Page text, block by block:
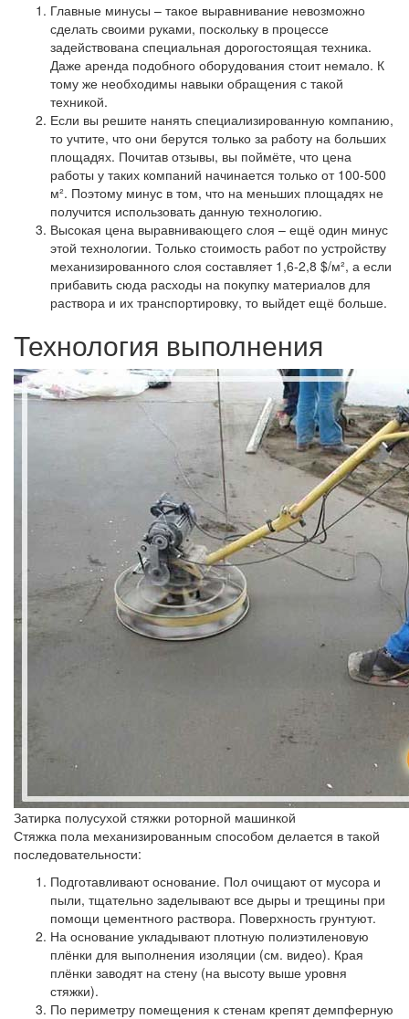
Главные минусы – такое выравнивание невозможно
сделать своими руками, поскольку в процессе
задействована специальная дорогостоящая техника.
Даже аренда подобного оборудования стоит немало. К
тому же необходимы навыки обращения с такой
техникой.
Если вы решите нанять специализированную компанию,
то учтите, что они берутся только за работу на больших
площадях. Почитав отзывы, вы поймёте, что цена
работы у таких компаний начинается только от 100-500
м². Поэтому минус в том, что на меньших площадях не
получится использовать данную технологию.
Высокая цена выравнивающего слоя – ещё один минус
этой технологии. Только стоимость работ по устройству
механизированного слоя составляет 1,6-2,8 $/м², а если
прибавить сюда расходы на покупку материалов для
раствора и их транспортировку, то выйдет ещё больше.
Технология выполнения
Затирка полусухой стяжки роторной машинкой
Стяжка пола механизированным способом делается в такой
последовательности:
Подготавливают основание. Пол очищают от мусора и
пыли, тщательно заделывают все дыры и трещины при
помощи цементного раствора. Поверхность грунтуют.
На основание укладывают плотную полиэтиленовую
плёнки для выполнения изоляции (см. видео). Края
плёнки заводят на стену (на высоту выше уровня
стяжки).
По периметру помещения к стенам крепят демпферную